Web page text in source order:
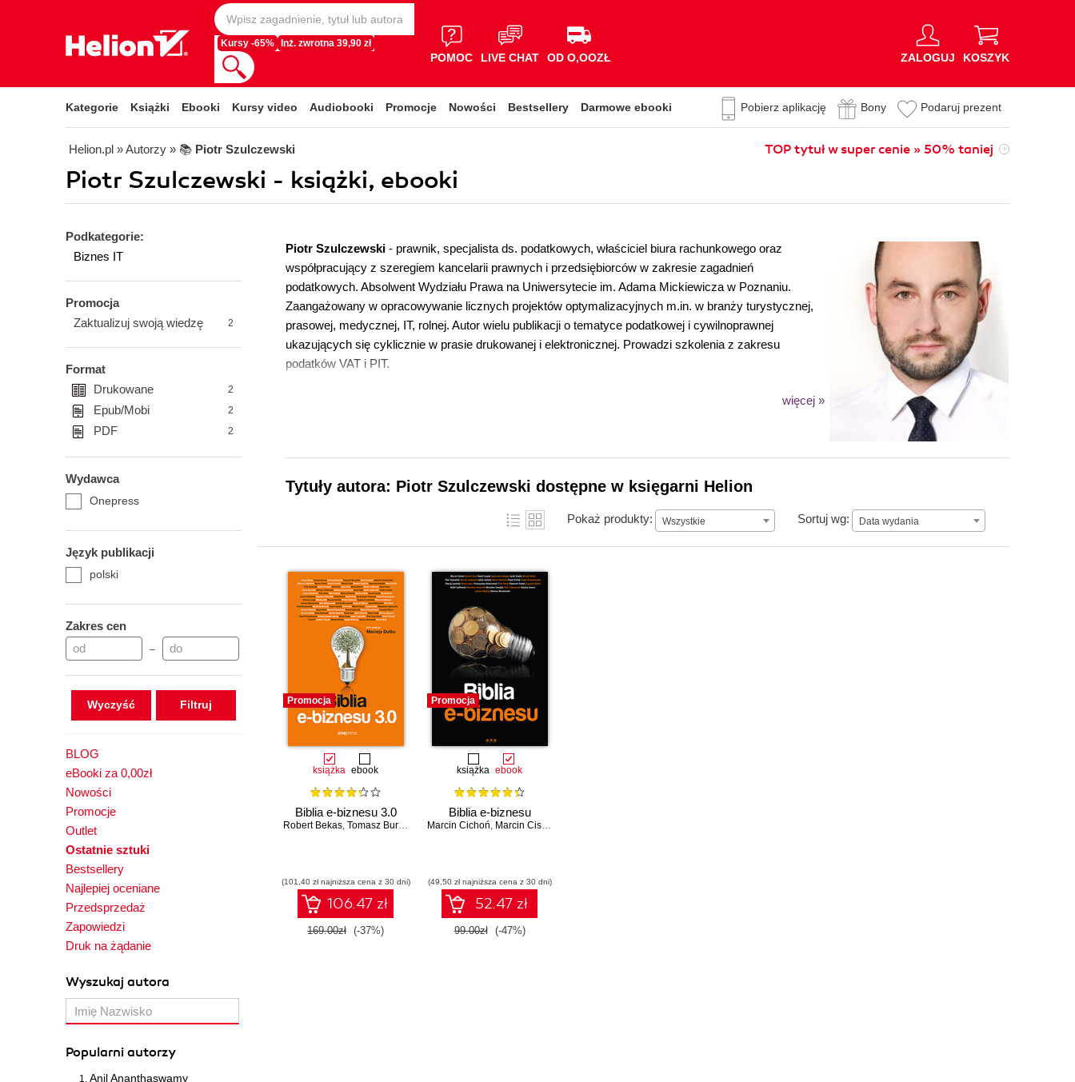
Kursy -65% Inż. zwrotna 39,90 zł
POMOC LIVE CHAT OD O,OOZŁ ZALOGUJ KOSZYK
Kategorie Książki Ebooki Kursy video Audiobooki Promocje Nowości Bestsellery Darmowe ebooki Pobierz aplikację Bony Podaruj prezent
Helion.pl » Autorzy » 📚 Piotr Szulczewski TOP tytuł w super cenie » 50% taniej
Piotr Szulczewski - książki, ebooki
Podkategorie:
Biznes IT
Promocja
Zaktualizuj swoją wiedzę
2
Format
Drukowane
2
Epub/Mobi 2
PDF 2
Wydawca
Onepress
Język publikacji
polski
Zakres cen
–
Wyczyść
BLOG
eBooki za 0,00zł
Nowości
Promocje
Outlet
Ostatnie sztuki
Bestsellery
Najlepiej oceniane
Przedsprzedaż
Zapowiedzi
Druk na żądanie
Wyszukaj autora
Popularni autorzy
Anil Ananthaswamy
Piotr Szulczewski - prawnik, specjalista ds. podatkowych, właściciel biura rachunkowego oraz
współpracujący z szeregiem kancelarii prawnych i przedsiębiorców w zakresie zagadnień
podatkowych. Absolwent Wydziału Prawa na Uniwersytecie im. Adama Mickiewicza w Poznaniu.
Zaangażowany w opracowywanie licznych projektów optymalizacyjnych m.in. w branży turystycznej,
prasowej, medycznej, IT, rolnej. Autor wielu publikacji o tematyce podatkowej i cywilnoprawnej
ukazujących się cyklicznie w prasie drukowanej i elektronicznej. Prowadzi szkolenia z zakresu
podatków VAT i PIT.
więcej »
Tytuły autora: Piotr Szulczewski dostępne w księgarni Helion
Pokaż produkty: Wszystkie Sortuj wg: Data wydania
Data wydania
Promocja
książka ebook
Biblia e-biznesu 3.0
Robert Bekas, Tomasz Burcon Andrzej Burzyński ,Krzysztof Burzyński
(101,40 zł najniższa cena z 30 dni)
106.47 zł
169.00zł (-37%)
Promocja
książka ebook
Biblia e-biznesu
Marcin Cichoń, Marcin Cisek
(49,50 zł najniższa cena z 30 dni)
52.47 zł
99.00zł (-47%)